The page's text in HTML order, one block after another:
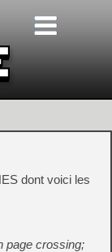
dont voici les
page crossing;